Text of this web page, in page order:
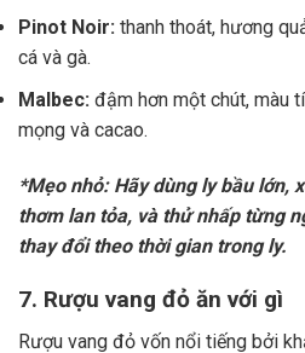
Pinot Noir: thanh thoát, hương
cá và gà.
Malbec: đậm hơn một chút, màu
mọng và cacao.
*Mẹo nhỏ: Hãy dùng ly bầu lớn,
thơm lan tỏa, và thử nhấp từng
thay đổi theo thời gian trong ly.
7. Rượu vang đỏ ăn với gì
Rượu vang đỏ vốn nổi tiếng bởi